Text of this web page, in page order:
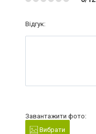
Відгук:
Завантажити фото:
Вибрати